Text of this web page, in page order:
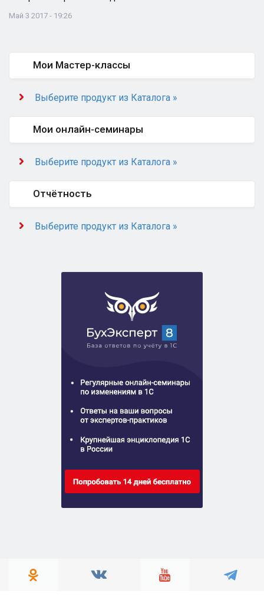
Май 3 2017 - 19:26
Мои Мастер-классы
Выберите продукт из Каталога »
Мои онлайн-семинары
Выберите продукт из Каталога »
Отчётность
Выберите продукт из Каталога »